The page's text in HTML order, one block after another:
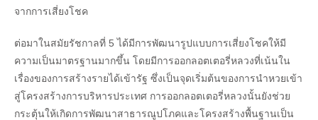
จากการเสี่ยงโชค
ต่อมาในสมัยรัชกาลที่ 5 ได้มีการพัฒนารูปแบบการเสี่ยงโชคให้มี
ความเป็นมาตรฐานมากขึ้น โดยมีการออกลอตเตอรี่หลวงที่เน้นใน
เรื่องของการสร้างรายได้เข้ารัฐ ซึ่งเป็นจุดเริ่มต้นของการนำหวยเข้า
สู่โครงสร้างการบริหารประเทศ การออกลอตเตอรี่หลวงนั้นยังช่วย
กระตุ้นให้เกิดการพัฒนาสาธารณูปโภคและโครงสร้างพื้นฐานเป็น